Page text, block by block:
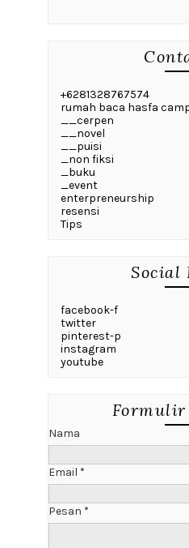
+6281328767574
rumah baca hasfa
__cerpen
__novel
__puisi
_non fiksi
_buku
_event
enterpreneurship
resensi
Tips
Social
facebook-f
twitter
pinterest-p
instagram
youtube
Formulir
Nama
Email *
Pesan *